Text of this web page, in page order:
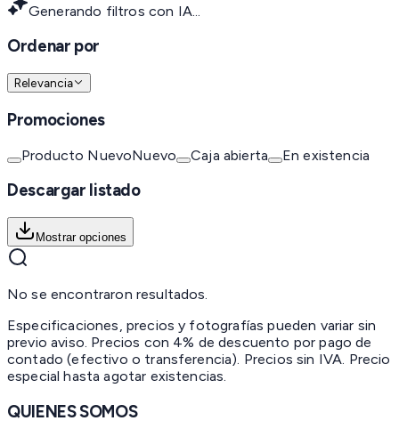
Generando filtros con IA...
Ordenar por
Relevancia
Promociones
Producto NuevoNuevo Caja abierta En existencia
Descargar listado
Mostrar opciones
No se encontraron resultados.
Especificaciones, precios y fotografías pueden variar sin
previo aviso. Precios con 4% de descuento por pago de
contado (efectivo o transferencia). Precios sin IVA. Precio
especial hasta agotar existencias.
QUIENES SOMOS